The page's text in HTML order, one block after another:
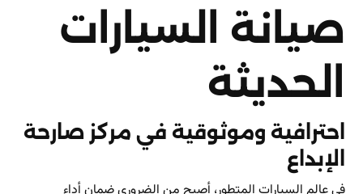
صيانة السيارات
الحديثة
احترافية وموثوقية في مركز صارحة
الإبداع